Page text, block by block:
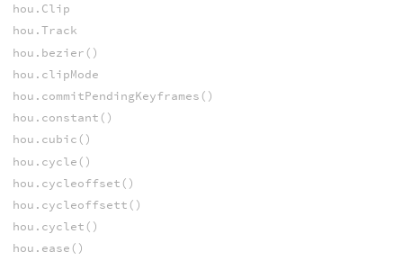
hou.Clip
hou.Track
hou.bezier()
hou.clipMode
hou.commitPendingKeyframes()
hou.constant()
hou.cubic()
hou.cycle()
hou.cycleoffset()
hou.cycleoffsett()
hou.cyclet()
hou.ease()